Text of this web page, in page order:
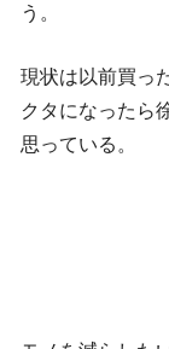
う。
現状は以前買っ
クタになったら
思っている。